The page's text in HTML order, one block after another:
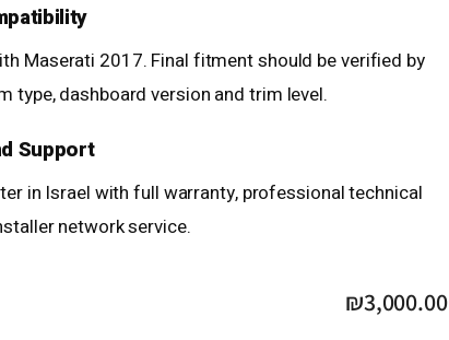
Maserati 2017. Final fitment should be verified by
type, dashboard version and trim level.
Support
in Israel with full warranty, professional technical
network service.
₪3,000.00